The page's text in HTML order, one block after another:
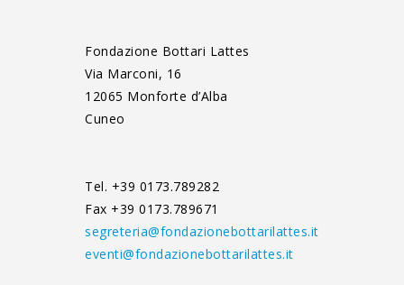
Fondazione Bottari Lattes
Via Marconi, 16
12065 Monforte d’Alba
Cuneo
Tel. +39 0173.789282
Fax +39 0173.789671
segreteria@fondazionebottarilattes.it
eventi@fondazionebottarilattes.it